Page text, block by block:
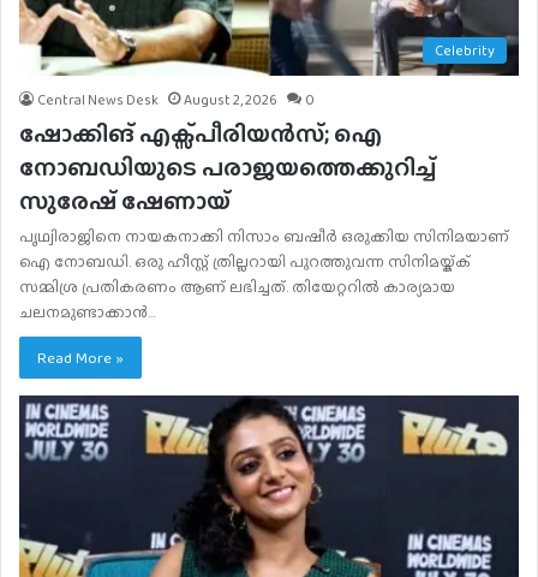
Celebrity
Central News Desk August 2, 2026 0
ഷോക്കിങ് എക്സ്പീരിയൻസ്; ഐ
നോബഡിയുടെ പരാജയത്തെക്കുറിച്ച്
സുരേഷ് ഷേണായ്
പൃഥ്വിരാജിനെ നായകനാക്കി നിസാം ബഷീർ ഒരുക്കിയ സിനിമയാണ്
ഐ നോബഡി. ഒരു ഹീസ്റ്റ് ത്രില്ലറായി പുറത്തുവന്ന സിനിമയ്ക്ക്
സമ്മിശ്ര പ്രതികരണം ആണ് ലഭിച്ചത്. തിയേറ്ററിൽ കാര്യമായ
ചലനമുണ്ടാക്കാൻ…
Read More »